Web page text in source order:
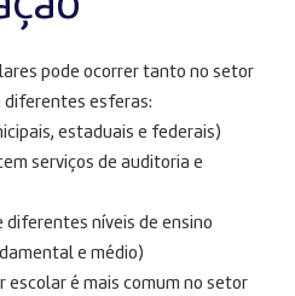
pode ocorrer tanto no setor
diferentes esferas:
estaduais e federais)
serviços de auditoria e
diferentes níveis de ensino
e médio)
escolar é mais comum no setor